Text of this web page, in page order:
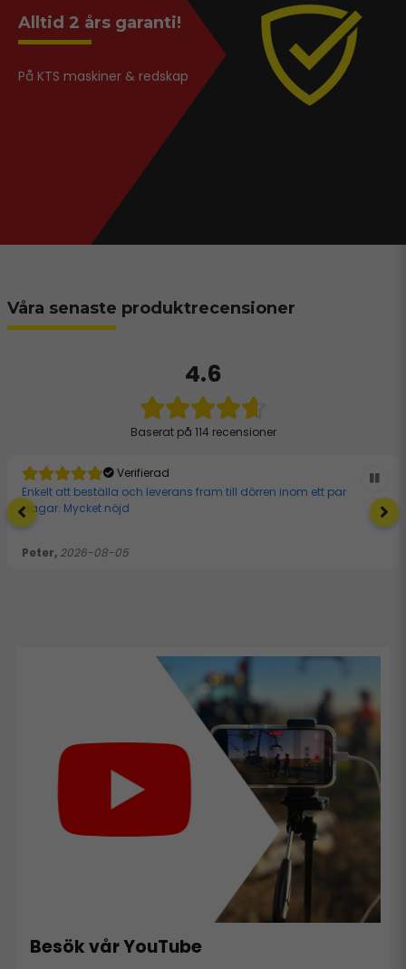
Alltid 2 års garanti!
På KTS maskiner & redskap
Våra senaste produktrecensioner
4.6
Baserat på 114 recensioner
Verifierad
Enkelt att beställa och leverans fram till dörren inom ett par
dagar. Mycket nöjd
Peter, 2026-08-05
Besök vår YouTube